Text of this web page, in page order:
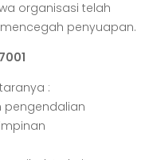
organisasi telah
penyuapan.
:
pengendalian